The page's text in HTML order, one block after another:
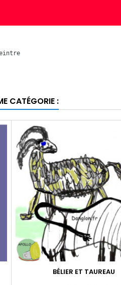
peintre
CATÉGORIE :
BÉLIER ET TAUREAU